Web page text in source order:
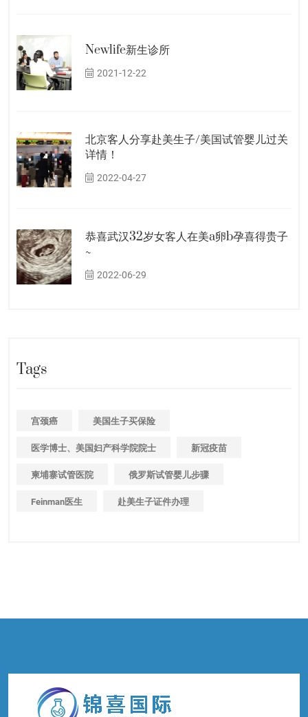
Newlife新生诊所
2021-12-22
北京客人分享赴美生子/美国试管婴儿过关
详情！
2022-04-27
恭喜武汉32岁女客人在美a卵b孕喜得贵子
~
2022-06-29
Tags
宫颈癌 美国生子买保险
医学博士、美国妇产科学院院士 新冠疫苗
柬埔寨试管医院 俄罗斯试管婴儿步骤
Feinman医生 赴美生子证件办理